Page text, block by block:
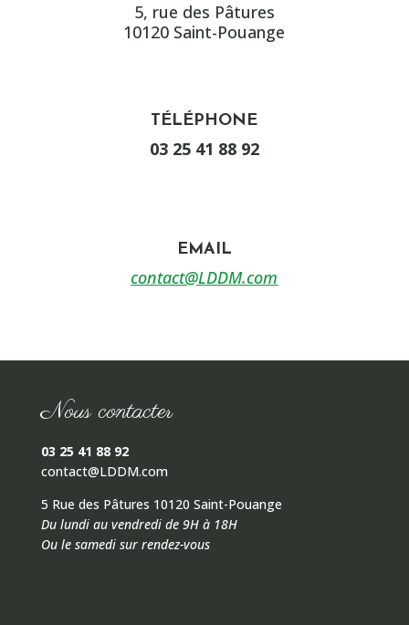
5, rue des Pâtures
10120 Saint-Pouange
TÉLÉPHONE
03 25 41 88 92
EMAIL
contact@LDDM.com
Nous contacter
03 25 41 88 92
contact@LDDM.com
5 Rue des Pâtures 10120 Saint-Pouange
Du lundi au vendredi de 9H à 18H
Ou le samedi sur rendez-vous